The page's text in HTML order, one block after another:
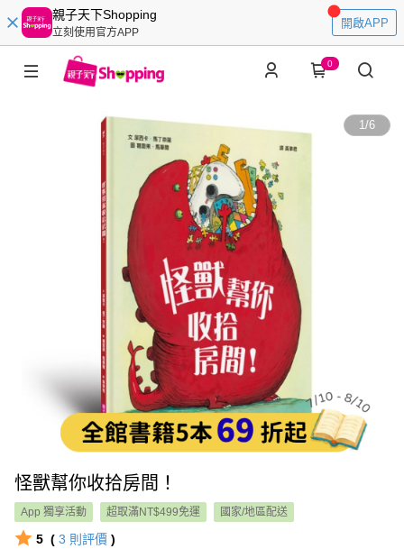
親子天下Shopping
立刻使用官方APP
開啟APP
0
1/6
怪獸幫你收拾房間！
App 獨享活動 超取滿NT$499免運 國家/地區配送
5 ( 3 則評價 )